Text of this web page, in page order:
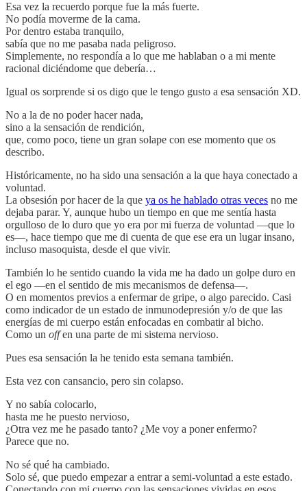
Esa vez la recuerdo porque fue la más fuerte.
No podía moverme de la cama.
Por dentro estaba tranquilo,
sabía que no me pasaba nada peligroso.
Simplemente, no respondía a lo que me hablaban o a mi mente
racional diciéndome que debería…
Igual os sorprende si os digo que le tengo gusto a esa sensación XD.
No a la de no poder hacer nada,
sino a la sensación de rendición,
que, como poco, tiene un gran solape con ese momento que os
describo.
Históricamente, no ha sido una sensación a la que haya conectado a
voluntad.
La obsesión por hacer de la que ya os he hablado otras veces no me
dejaba parar. Y, aunque hubo un tiempo en que me sentía hasta
orgulloso de lo duro que yo era por mi fuerza de voluntad —que lo
es—, hace tiempo que me di cuenta de que ese era un lugar insano,
incluso masoquista, desde el que vivir.
También lo he sentido cuando la vida me ha dado un golpe duro en
el ego —en el sentido de mis mecanismos de defensa—.
O en momentos previos a enfermar de gripe, o algo parecido. Casi
como indicador de un estado de inmunodepresión y/o de que las
energías de mi cuerpo están enfocadas en combatir al bicho.
Como un offen una parte de mi sistema nervioso.
Pues esa sensación la he tenido esta semana también.
Esta vez con cansancio, pero sin colapso.
Y no sabía colocarlo,
hasta me he puesto nervioso,
¿Otra vez me he pasado tanto? ¿Me voy a poner enfermo?
Parece que no.
No sé qué ha cambiado.
Solo sé, que puedo empezar a entrar a semi-voluntad a este estado.